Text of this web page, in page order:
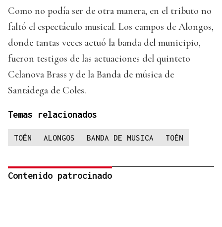
Como no podía ser de otra manera, en el tributo no
faltó el espectáculo musical. Los campos de Alongos,
donde tantas veces actuó la banda del municipio,
fueron testigos de las actuaciones del quinteto
Celanova Brass y de la Banda de música de
Santádega de Coles.
Temas relacionados
TOÉN ALONGOS BANDA DE MUSICA TOÉN
Contenido patrocinado